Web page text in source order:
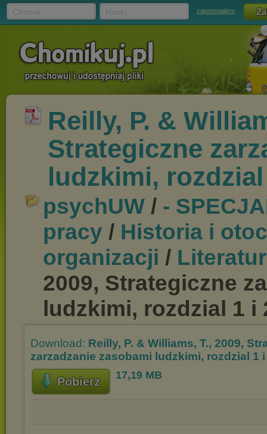
zapomniałem
Reilly, P. &
Strategiczne
ludzkimi,
psychUW / -
pracy / Historia i
organizacji /
2009, Strategiczne
ludzkimi, rozdzial 1 i
Download: Reilly, P. & Williams, T., 2009,
zarzadzanie zasobami ludzkimi, rozdzial 1
Pobierz 17,19 MB